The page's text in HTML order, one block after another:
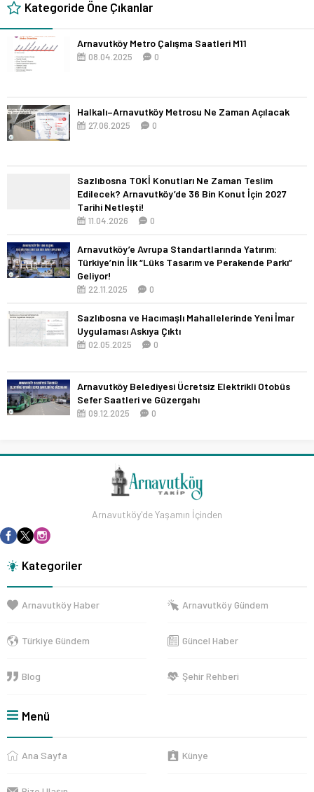
Kategoride Öne Çıkanlar
Arnavutköy Metro Çalışma Saatleri M11
08.04.2025 0
Halkalı–Arnavutköy Metrosu Ne Zaman Açılacak
27.06.2025 0
Sazlıbosna TOKİ Konutları Ne Zaman Teslim
Edilecek? Arnavutköy’de 36 Bin Konut İçin 2027
Tarihi Netleşti!
11.04.2026 0
Arnavutköy’e Avrupa Standartlarında Yatırım:
Türkiye’nin İlk “Lüks Tasarım ve Perakende Parkı”
Geliyor!
22.11.2025 0
Sazlıbosna ve Hacımaşlı Mahallelerinde Yeni İmar
Uygulaması Askıya Çıktı
02.05.2025 0
Arnavutköy Belediyesi Ücretsiz Elektrikli Otobüs
Sefer Saatleri ve Güzergahı
09.12.2025 0
Arnavutköy'de Yaşamın İçinden
Kategoriler
Arnavutköy Haber Arnavutköy Gündem
Türkiye Gündem Güncel Haber
Blog Şehir Rehberi
Menü
Ana Sayfa Künye